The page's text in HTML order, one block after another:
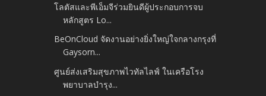
โลตัสและพีเอ็มจีร่วมยินดีผู้ประกอบการจบ
หลักสูตร Lo...
BeOnCloud จัดงานอย่างยิ่งใหญ่ใจกลางกรุงที่
Gaysorn...
ศูนย์ส่งเสริมสุขภาพไวทัลไลฟ์ ในเครือโรง
พยาบาลบำรุง...